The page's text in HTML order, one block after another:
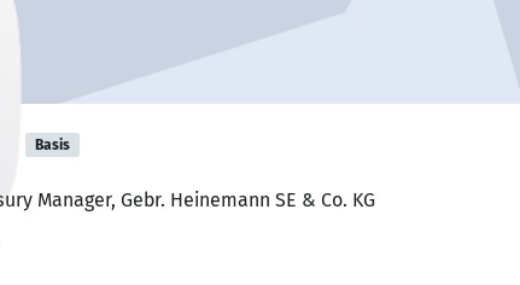
Basis
Manager, Gebr. Heinemann SE & Co. KG